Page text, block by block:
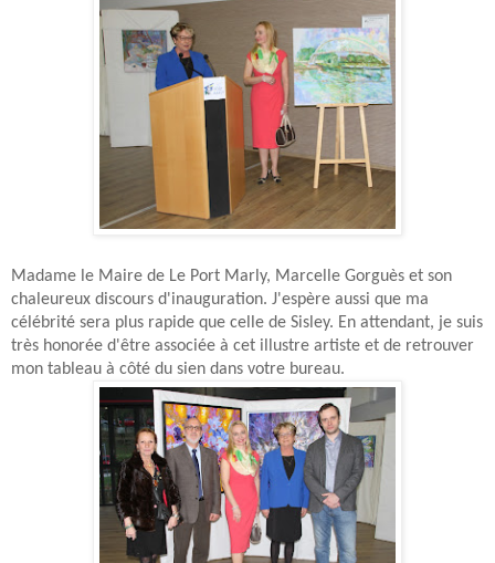
Madame le Maire de Le Port Marly, Marcelle Gorguès et son
chaleureux discours d'inauguration. J'espère aussi que ma
célébrité sera plus rapide que celle de Sisley. En attendant, je suis
très honorée d'être associée à cet illustre artiste et de retrouver
mon tableau à côté du sien dans votre bureau.